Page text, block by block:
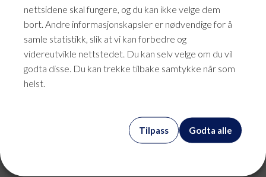
nettsidene skal fungere, og du kan ikke velge dem
bort. Andre informasjonskapsler er nødvendige for å
samle statistikk, slik at vi kan forbedre og
videreutvikle nettstedet. Du kan selv velge om du vil
godta disse. Du kan trekke tilbake samtykke når som
helst.
Godta alle
Tilpass
Akssessdatabaselisenser